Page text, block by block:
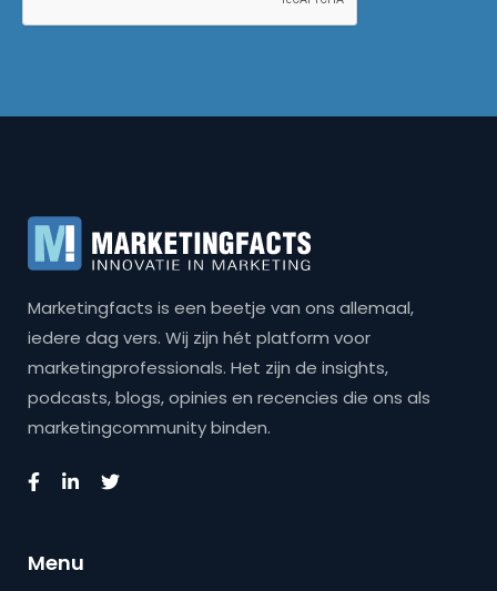
Marketingfacts is een beetje van ons allemaal,
iedere dag vers. Wij zijn hét platform voor
marketingprofessionals. Het zijn de insights,
podcasts, blogs, opinies en recencies die ons als
marketingcommunity binden.
Menu